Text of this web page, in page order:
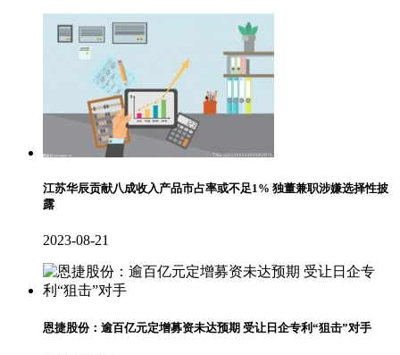
江苏华辰贡献八成收入产品市占率或不足1% 独董兼职涉嫌选择性披
露
2023-08-21
恩捷股份：逾百亿元定增募资未达预期 受让日企专利“狙击”对手